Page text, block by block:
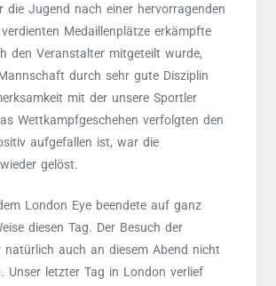
die Jugend nach einer hervorragenden
Medaillenplätze erkämpfte
den Veranstalter mitgeteilt wurde,
durch sehr gute Disziplin
mit der unsere Sportler
Wettkampfgeschehen verfolgten den
aufgefallen ist, war die
gelöst.
London Eye beendete auf ganz
diesen Tag. Der Besuch der
natürlich auch an diesem Abend nicht
Unser letzter Tag in London verlief